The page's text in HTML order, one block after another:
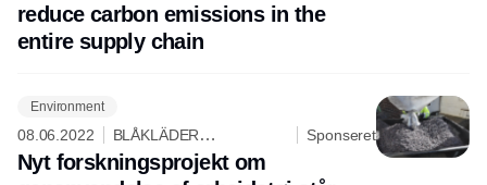
reduce carbon emissions in the
entire supply chain
Environment
08.06.2022
BLÅKLÄDER
WORKWEAR ApS
Sponseret
Nyt forskningsprojekt om